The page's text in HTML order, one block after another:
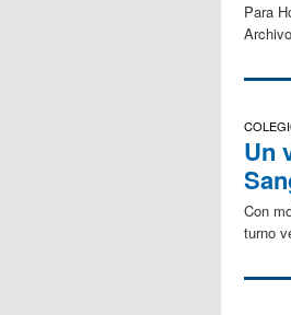
Para
Un
Con
turno